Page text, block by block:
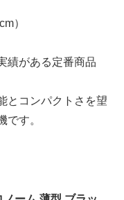
）
績がある定番商品
とコンパクトさを望
です。